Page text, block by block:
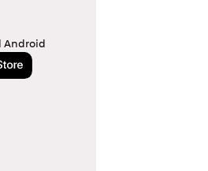
Android
Store